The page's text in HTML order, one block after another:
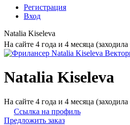
Регистрация
Вход
Natalia Kiseleva
На сайте 4 года и 4 месяца
Natalia Kiseleva
На сайте 4 года и 4 месяца
Ссылка на профиль
Предложить заказ